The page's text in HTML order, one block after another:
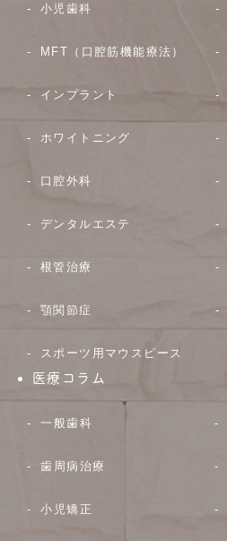
小児歯科
MFT（口腔筋機能療法）
インプラント
ホワイトニング
口腔外科
デンタルエステ
根管治療
顎関節症
スポーツ用マウスピース
医療コラム
一般歯科
歯周病治療
小児矯正